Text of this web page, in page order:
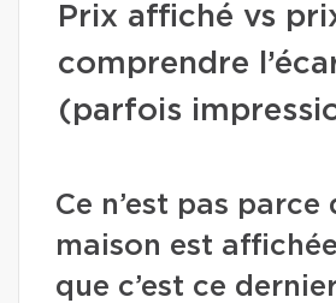
Prix affiché vs
comprendre
(parfois
Ce n’est pas parce
maison est
que c’est ce